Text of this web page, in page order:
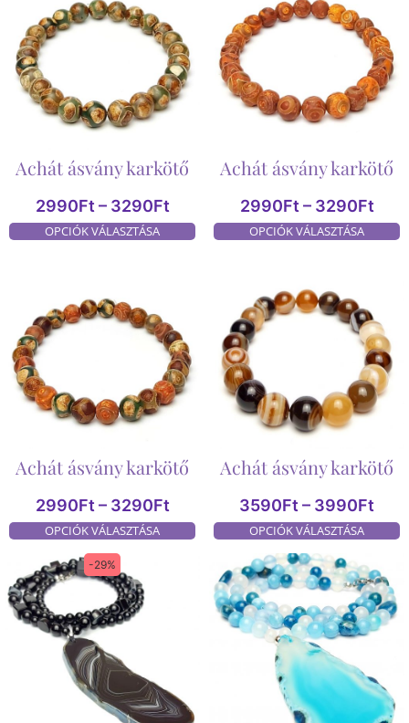
Achát ásvány karkötő
2990Ft – 3290Ft
OPCIÓK VÁLASZTÁSA
Achát ásvány karkötő
2990Ft – 3290Ft
OPCIÓK VÁLASZTÁSA
Achát ásvány karkötő
2990Ft – 3290Ft
OPCIÓK VÁLASZTÁSA
Achát ásvány karkötő
3590Ft – 3990Ft
OPCIÓK VÁLASZTÁSA
-29%